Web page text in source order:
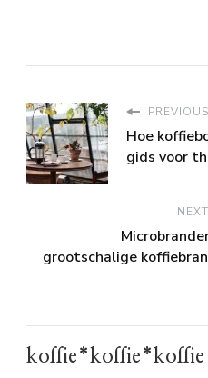
Hoe
gids voor
grootschalige
koffie*koffie*koffie